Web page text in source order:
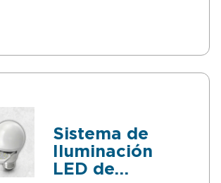
Sistema de
Iluminación
LED de